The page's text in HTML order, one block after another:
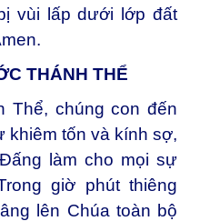
vùi lấp dưới lớp đất
THÁNH THỂ
Thể, chúng con đến
khiêm tốn và kính sợ,
làm cho mọi sự
giờ phút thiêng
lên Chúa toàn bộ